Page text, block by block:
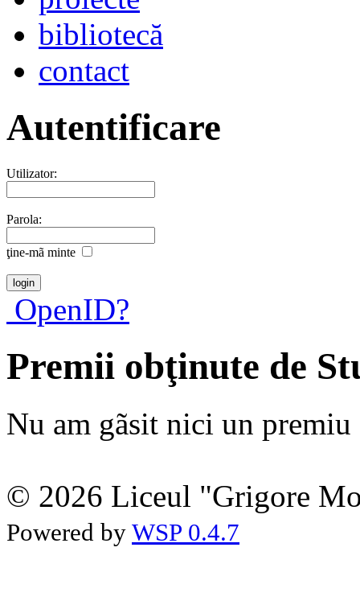
bibliotecă
contact
Autentificare
Utilizator:
Parola:
ţine-mã minte
OpenID?
Premii obţinute de
Nu am gãsit nici un premiu
© 2026 Liceul "Grigore
Powered by WSP 0.4.7